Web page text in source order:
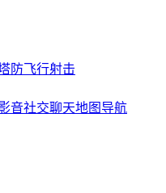
防飞行射击
音社交聊天地图导航